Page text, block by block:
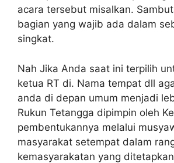
acara tersebut misalkan.
bagian yang wajib ada dalam
singkat.
Nah Jika Anda saat ini terpilih
ketua RT di. Nama tempat dll
anda di depan umum menjadi
Rukun Tetangga dipimpin oleh
pembentukannya melalui
masyarakat setempat dalam
kemasyarakatan yang